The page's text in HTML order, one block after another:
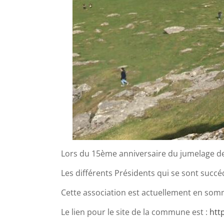
Lors du 15ème anniversaire du jumelage
Les différents Présidents qui se sont
Cette association est actuellement en
Le lien pour le site de la commune est :